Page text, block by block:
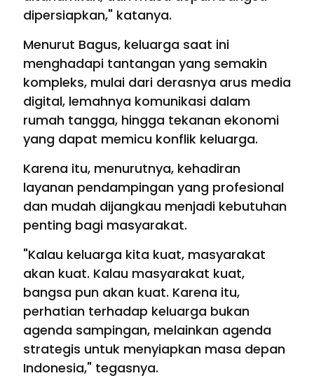
dipersiapkan," katanya.
Menurut Bagus, keluarga saat ini
menghadapi tantangan yang semakin
kompleks, mulai dari derasnya arus media
digital, lemahnya komunikasi dalam
rumah tangga, hingga tekanan ekonomi
yang dapat memicu konflik keluarga.
Karena itu, menurutnya, kehadiran
layanan pendampingan yang profesional
dan mudah dijangkau menjadi kebutuhan
penting bagi masyarakat.
"Kalau keluarga kita kuat, masyarakat
akan kuat. Kalau masyarakat kuat,
bangsa pun akan kuat. Karena itu,
perhatian terhadap keluarga bukan
agenda sampingan, melainkan agenda
strategis untuk menyiapkan masa depan
Indonesia," tegasnya.